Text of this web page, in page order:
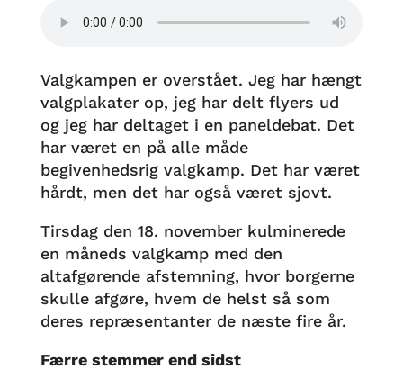
Valgkampen er overstået. Jeg har hængt
valgplakater op, jeg har delt flyers ud
og jeg har deltaget i en paneldebat. Det
har været en på alle måde
begivenhedsrig valgkamp. Det har været
hårdt, men det har også været sjovt.
Tirsdag den 18. november kulminerede
en måneds valgkamp med den
altafgørende afstemning, hvor borgerne
skulle afgøre, hvem de helst så som
deres repræsentanter de næste fire år.
Færre stemmer end sidst